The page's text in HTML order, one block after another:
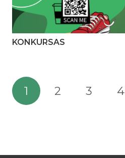
KONKURSAS
1 2 3 4